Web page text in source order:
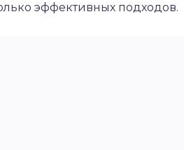
эффективных подходов.